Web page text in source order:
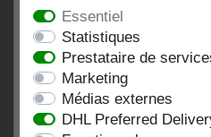
de 198
Voir le profil
Essentiel
Statistiques
Prestataire de
Marketing
Médias externes
DHL Preferred